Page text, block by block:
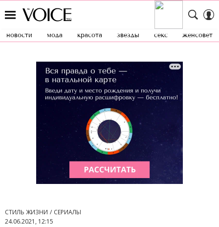
новости мода красота звезды секс женсовет
СТИЛЬ ЖИЗНИ
СЕРИАЛЫ
24.06.2021, 12:15